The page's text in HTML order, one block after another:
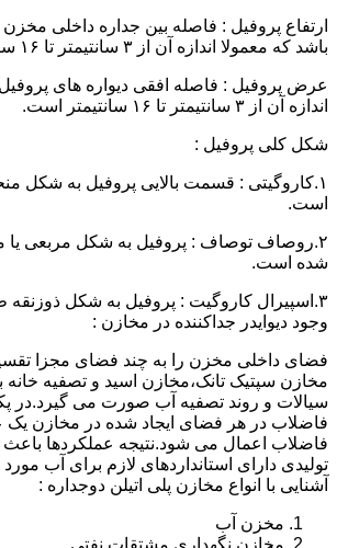
ارتفاع پروفیل : فاصله بین جداره داخلی
باشد که معمولا اندازه آن از ۳ سانتیمتر تا ۱۶ سانتیمتر است.
عرض پروفیل : فاصله افقی دیواره های
اندازه آن از ۳ سانتیمتر تا ۱۶ سانتیمتر است.
شکل کلی پروفیل :
۱.کاروگیتی : قسمت بالایی پروفیل به شکل
است.
۲.روصاف توصاف : پروفیل به شکل مربعی
شده است.
۳.اسپیرال کاروگیت : پروفیل به شکل ذوزنقه طراحی شده است.
وجود دیوایدر جداکننده در مخازن :
فضای داخلی مخزن را به چند فضای مجزا
مخازن سپتیک تانک،مخازن اسید و تصفیه
سیالات و روند تصفیه آب صورت می گیرد.در
فاضلاب در هر فضای ایجاد شده در مخازن
فاضلاب اعمال می شود.نتیجه عملکردها
تولیدی دارای استانداردهای لازم برای آب
آشنایی با انواع مخازن پلی اتیلن دوجداره :
مخزن آب
مخازن نگهداری مشتقات نفتی